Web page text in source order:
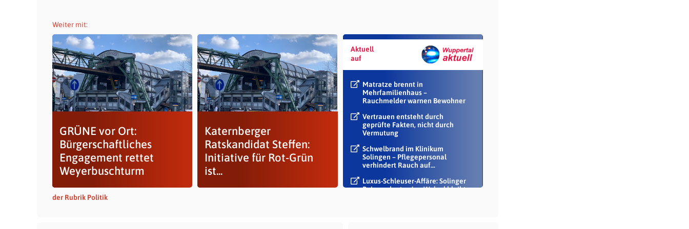
Weiter mit:
GRÜNE vor Ort:
Bürgerschaftliches
Engagement rettet
Weyerbuschturm
Katernberger
Ratskandidat Steffen:
Initiative für Rot-Grün
ist...
Aktuell
auf
Matratze brennt in
Mehrfamilienhaus –
Rauchmelder warnen Bewohner
Vertrauen entsteht durch
geprüfte Fakten, nicht durch
Vermutung
Schwelbrand im Klinikum
Solingen – Pflegepersonal
verhindert Rauch auf...
Luxus-Schleuser-Affäre: Solinger
Beigeordneter Jan Welzel bleibt
der Rubrik Politik